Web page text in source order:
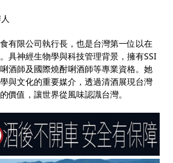
有限公司執行長，也是台灣第一位以在
具神經生物學與科技管理背景，擁有SSI
酒師及國際燒酎唎酒師等專業資格。她
與文化的重要媒介，透過清酒展現台灣
價值，讓世界從風味認識台灣。